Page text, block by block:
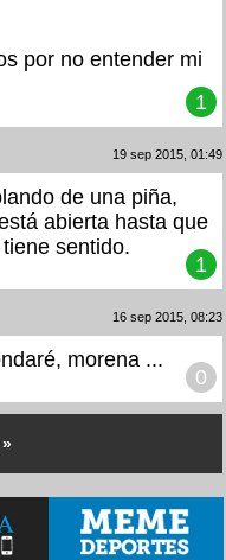
por no entender mi
1
19 sep 2015, 01:49
de una piña,
abierta hasta que
sentido.
1
16 sep 2015, 08:23
morena ...
0